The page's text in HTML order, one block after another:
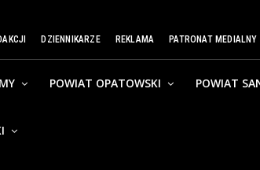
DZIENNIKARZE REKLAMA PATRONAT MEDIALNY
POWIAT OPATOWSKI POWIAT